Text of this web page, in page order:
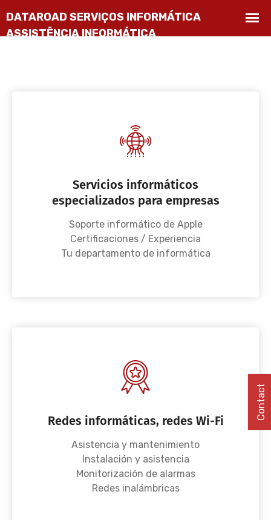
Servicios informáticos
especializados para empresas
Soporte informático de Apple
Certificaciones / Experiencia
Tu departamento de informática
Redes informáticas, redes Wi-Fi
Asistencia y mantenimiento
Instalación y asistencia
Monitorización de alarmas
Redes inalámbricas
Contact